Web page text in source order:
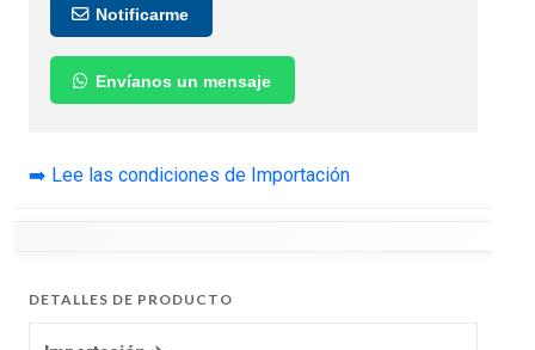
Notificarme
Envíanos un mensaje
➡️ Lee las condiciones de Importación
DETALLES DE PRODUCTO